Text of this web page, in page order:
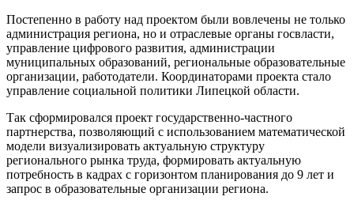
Постепенно в работу над проектом были вовлечены не только
администрация региона, но и отраслевые органы госвласти,
управление цифрового развития, администрации
муниципальных образований, региональные образовательные
организации, работодатели. Координаторами проекта стало
управление социальной политики Липецкой области.
Так сформировался проект государственно-частного
партнерства, позволяющий с использованием математической
модели визуализировать актуальную структуру
регионального рынка труда, формировать актуальную
потребность в кадрах с горизонтом планирования до 9 лет и
запрос в образовательные организации региона.